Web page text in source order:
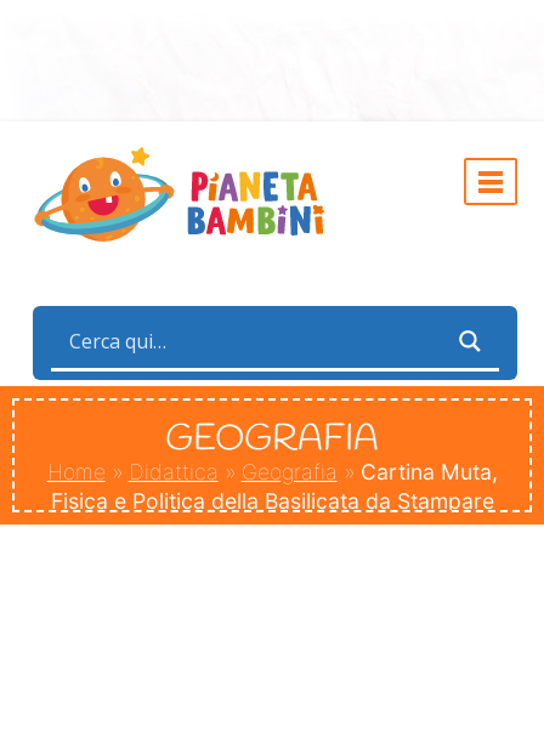
GEOGRAFIA
Home » Didattica » Geografia » Cartina Muta,
Fisica e Politica della Basilicata da Stampare